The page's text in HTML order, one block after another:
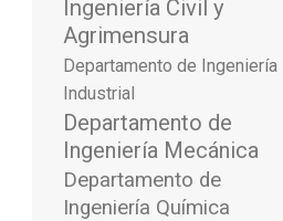
Ingeniería Civil y
Agrimensura
Departamento de Ingeniería
Industrial
Departamento de
Ingeniería Mecánica
Departamento de
Ingeniería Química